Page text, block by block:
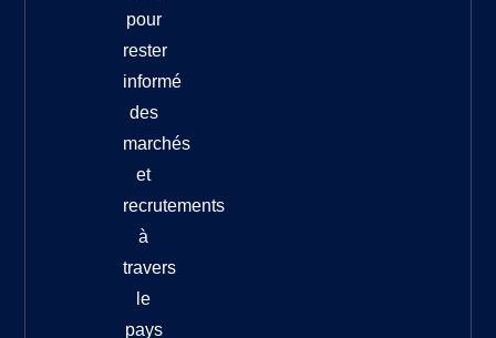
pour
rester
informé
des
marchés
et
recrutements
à
travers
le
pays